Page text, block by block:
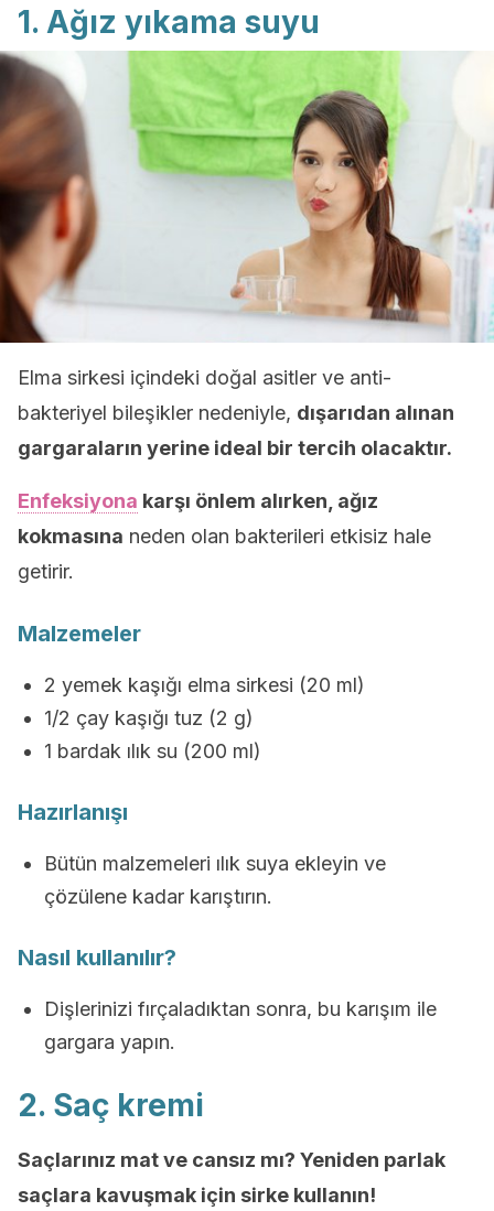
1. Ağız yıkama suyu
Elma sirkesi içindeki doğal asitler ve anti-
bakteriyel bileşikler nedeniyle, dışarıdan alınan
gargaraların yerine ideal bir tercih olacaktır.
Enfeksiyona karşı önlem alırken, ağız
kokmasına neden olan bakterileri etkisiz hale
getirir.
Malzemeler
2 yemek kaşığı elma sirkesi (20 ml)
1/2 çay kaşığı tuz (2 g)
1 bardak ılık su (200 ml)
Hazırlanışı
Bütün malzemeleri ılık suya ekleyin ve
çözülene kadar karıştırın.
Nasıl kullanılır?
Dişlerinizi fırçaladıktan sonra, bu karışım ile
gargara yapın.
2. Saç kremi
Saçlarınız mat ve cansız mı? Yeniden parlak
saçlara kavuşmak için sirke kullanın!